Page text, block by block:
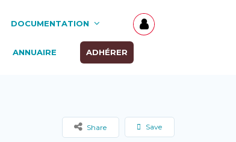
DOCUMENTATION
ANNUAIRE ADHÉRER
Save
Share